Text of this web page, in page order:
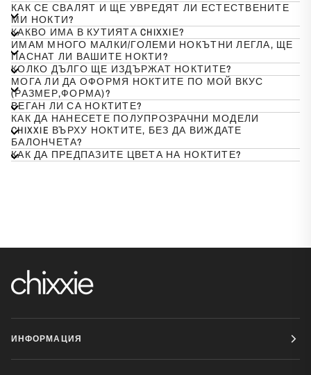
КАК СЕ СВАЛЯТ И ЩЕ УВРЕДЯТ ЛИ ЕСТЕСТВЕНИТЕ
МИ НОКТИ?
КАКВО ИМА В КУТИЯТА CHIXXIЕ?
ИМАМ МНОГО МАЛКИ/ГОЛЕМИ НОКЪТНИ ЛЕГЛА, ЩЕ
ПАСНАТ ЛИ ВАШИТЕ НОКТИ?
КОЛКО ДЪЛГО ЩЕ ИЗДЪРЖАТ НОКТИТЕ?
МОГА ЛИ ДА ОФОРМЯ НОКТИТЕ ПО МОЙ ВКУС
(РАЗМЕР,ФОРМА)?
ВЕГАН ЛИ СА НОКТИТЕ?
КАК ДА НАНЕСЕТЕ ПОЛУПРОЗРАЧНИ МОДЕЛИ
CHIXXIE ВЪРХУ НОКТИТЕ, БЕЗ ДА ВИЖДАТЕ
БАЛОНЧЕТА?
КАК ДА ПРЕДПАЗИТЕ ЦВЕТА НА НОКТИТЕ?
ИНФОРМАЦИЯ